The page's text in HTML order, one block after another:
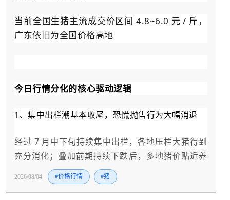
当前全国生猪主流成交价区间 4.8~6.0 元 / 斤，
广东依旧为全国价格高地
今日行情分化的核心驱动逻辑
1、集中出栏潮基本收尾，恐慌抛售行为大幅消退
经过 7 月中下旬持续集中出栏，各地压栏大猪得到
充分消化；叠加前期持续下跌后，多地猪价贴近养
殖盈亏平衡线，散户不愿在低位大量清栏，市场流
通生猪供给不再持续放量，奠定止跌筑底基础。
2026/08/04 #价格行情 #猪